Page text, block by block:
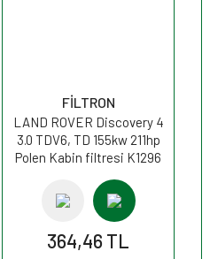
FİLTRON
LAND ROVER Discovery 4
3.0 TDV6, TD 155kw 211hp
Polen Kabin filtresi K1296
364,46 TL